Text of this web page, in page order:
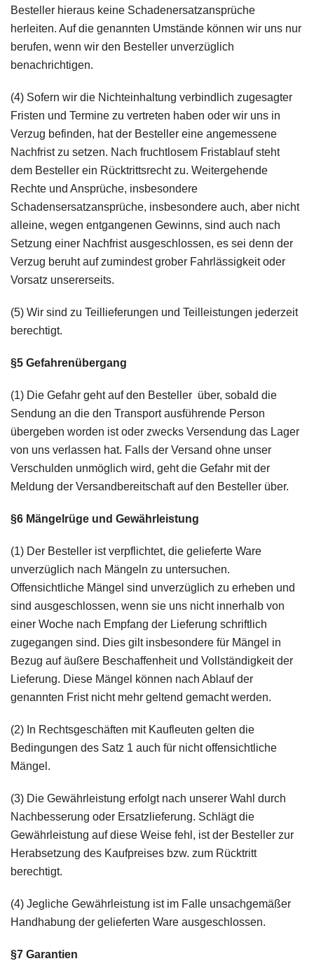
Besteller hieraus keine Schadenersatzansprüche
herleiten. Auf die genannten Umstände können wir uns nur
berufen, wenn wir den Besteller unverzüglich
benachrichtigen.
(4) Sofern wir die Nichteinhaltung verbindlich zugesagter
Fristen und Termine zu vertreten haben oder wir uns in
Verzug befinden, hat der Besteller eine angemessene
Nachfrist zu setzen. Nach fruchtlosem Fristablauf steht
dem Besteller ein Rücktrittsrecht zu. Weitergehende
Rechte und Ansprüche, insbesondere
Schadensersatzansprüche, insbesondere auch, aber nicht
alleine, wegen entgangenen Gewinns, sind auch nach
Setzung einer Nachfrist ausgeschlossen, es sei denn der
Verzug beruht auf zumindest grober Fahrlässigkeit oder
Vorsatz unsererseits.
(5) Wir sind zu Teillieferungen und Teilleistungen jederzeit
berechtigt.
§5 Gefahrenübergang
(1) Die Gefahr geht auf den Besteller über, sobald die
Sendung an die den Transport ausführende Person
übergeben worden ist oder zwecks Versendung das Lager
von uns verlassen hat. Falls der Versand ohne unser
Verschulden unmöglich wird, geht die Gefahr mit der
Meldung der Versandbereitschaft auf den Besteller über.
§6 Mängelrüge und Gewährleistung
(1) Der Besteller ist verpflichtet, die gelieferte Ware
unverzüglich nach Mängeln zu untersuchen.
Offensichtliche Mängel sind unverzüglich zu erheben und
sind ausgeschlossen, wenn sie uns nicht innerhalb von
einer Woche nach Empfang der Lieferung schriftlich
zugegangen sind. Dies gilt insbesondere für Mängel in
Bezug auf äußere Beschaffenheit und Vollständigkeit der
Lieferung. Diese Mängel können nach Ablauf der
genannten Frist nicht mehr geltend gemacht werden.
(2) In Rechtsgeschäften mit Kaufleuten gelten die
Bedingungen des Satz 1 auch für nicht offensichtliche
Mängel.
(3) Die Gewährleistung erfolgt nach unserer Wahl durch
Nachbesserung oder Ersatzlieferung. Schlägt die
Gewährleistung auf diese Weise fehl, ist der Besteller zur
Herabsetzung des Kaufpreises bzw. zum Rücktritt
berechtigt.
(4) Jegliche Gewährleistung ist im Falle unsachgemäßer
Handhabung der gelieferten Ware ausgeschlossen.
§7 Garantien